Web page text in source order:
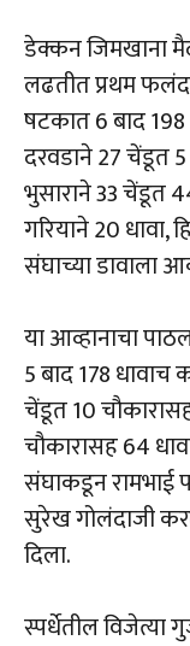
डेक्कन जिमखाना
लढतीत प्रथम
षटकात 6 बाद
दरवडाने 27 चेंडूत
भुसाराने 33 चेंडूत
गरियाने 20 धावा,
संघाच्या डावाला
या आव्हानाचा
5 बाद 178
चेंडूत 10
चौकारासह 64
संघाकडून रामभाई
सुरेख गोलंदाजी
दिला.
स्पर्धेतील